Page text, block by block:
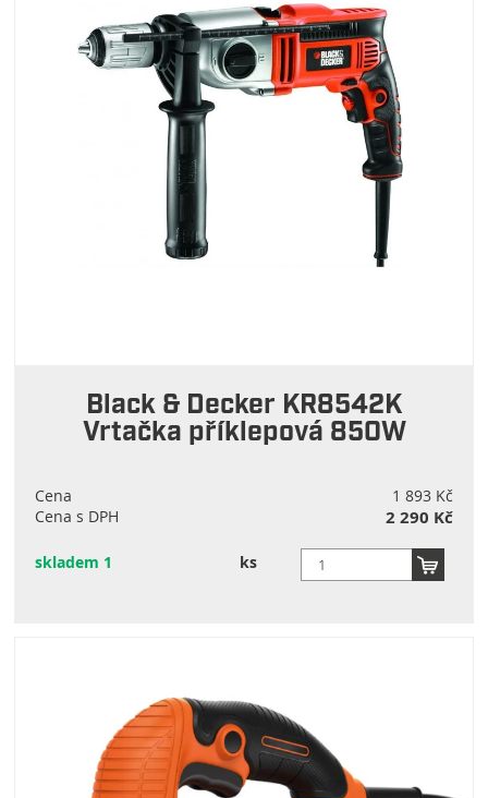
Black & Decker KR8542K
Vrtačka příklepová 850W
Cena
1 893 Kč
Cena s DPH
2 290 Kč
skladem 1 ks